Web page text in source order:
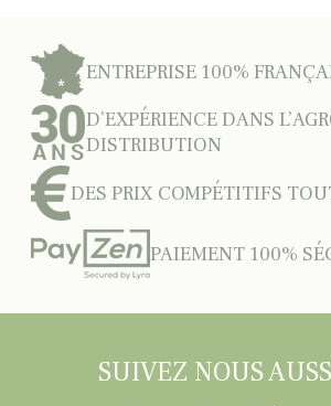
ENTREPRISE 100%
D’EXPÉRIENCE DANS
DISTRIBUTION
DES PRIX COMPÉTITIFS
PAIEMENT 100%
SUIVEZ NOUS